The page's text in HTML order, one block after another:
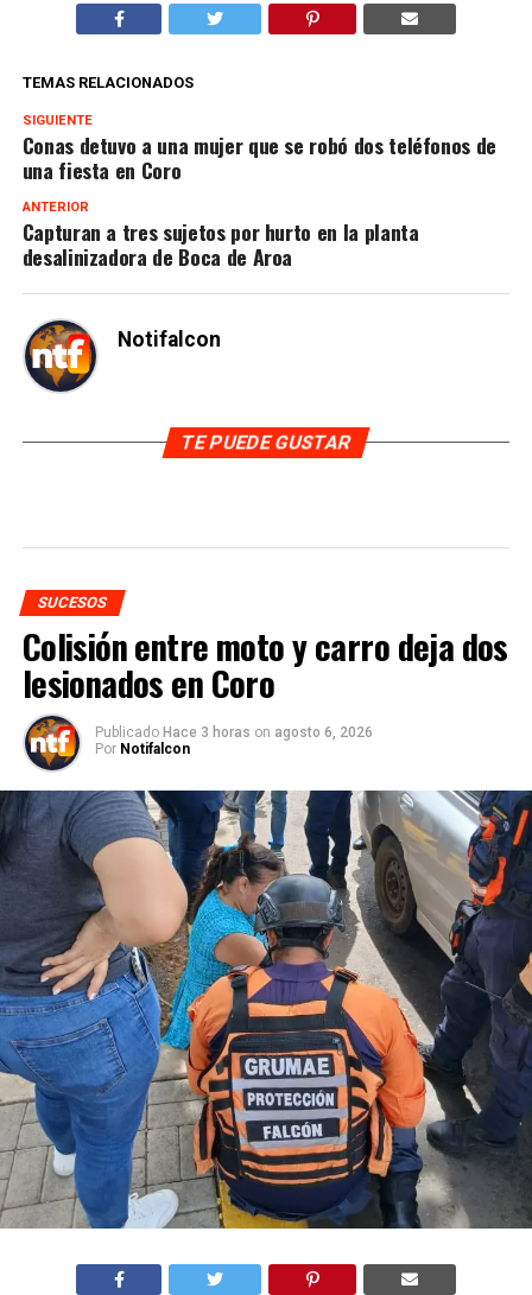
TEMAS RELACIONADOS
SIGUIENTE
Conas detuvo a una mujer que se robó dos teléfonos de
una fiesta en Coro
ANTERIOR
Capturan a tres sujetos por hurto en la planta
desalinizadora de Boca de Aroa
Notifalcon
TE PUEDE GUSTAR
SUCESOS
Colisión entre moto y carro deja dos
lesionados en Coro
Publicado Hace 3 horas on agosto 6, 2026
Por Notifalcon